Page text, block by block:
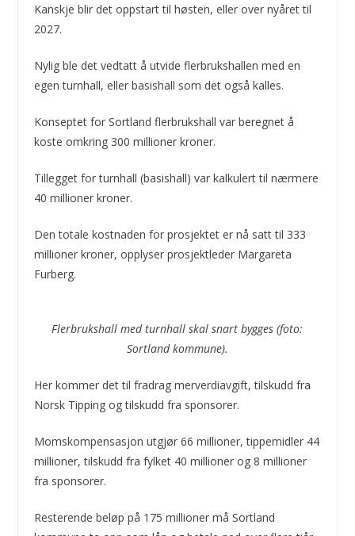
Kanskje blir det oppstart til høsten, eller over nyåret til
2027.
Nylig ble det vedtatt å utvide flerbrukshallen med en
egen turnhall, eller basishall som det også kalles.
Konseptet for Sortland flerbrukshall var beregnet å
koste omkring 300 millioner kroner.
Tillegget for turnhall (basishall) var kalkulert til nærmere
40 millioner kroner.
Den totale kostnaden for prosjektet er nå satt til 333
millioner kroner, opplyser prosjektleder Margareta
Furberg.
Flerbrukshall med turnhall skal snart bygges (foto:
Sortland kommune).
Her kommer det til fradrag merverdiavgift, tilskudd fra
Norsk Tipping og tilskudd fra sponsorer.
Momskompensasjon utgjør 66 millioner, tippemidler 44
millioner, tilskudd fra fylket 40 millioner og 8 millioner
fra sponsorer.
Resterende beløp på 175 millioner må Sortland